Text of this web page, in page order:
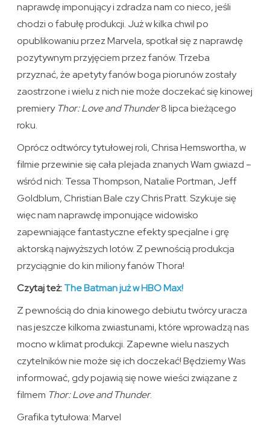
naprawdę imponujący i zdradza nam co nieco, jeśli
chodzi o fabułę produkcji. Już w kilka chwil po
opublikowaniu przez Marvela, spotkał się z naprawdę
pozytywnym przyjęciem przez fanów. Trzeba
przyznać, że apetyty fanów boga piorunów zostały
zaostrzone i wielu z nich nie może doczekać się kinowej
premiery Thor: Love and Thunder8 lipca bieżącego
roku.
Oprócz odtwórcy tytułowej roli, Chrisa Hemswortha, w
filmie przewinie się cała plejada znanych Wam gwiazd –
wśród nich: Tessa Thompson, Natalie Portman, Jeff
Goldblum, Christian Bale czy Chris Pratt. Szykuje się
więc nam naprawdę imponujące widowisko
zapewniające fantastyczne efekty specjalne i grę
aktorską najwyższych lotów. Z pewnością produkcja
przyciągnie do kin miliony fanów Thora!
Czytaj też:The Batman już w HBO Max!
Z pewnością do dnia kinowego debiutu twórcy uracza
nas jeszcze kilkoma zwiastunami, które wprowadzą nas
mocno w klimat produkcji. Zapewne wielu naszych
czytelników nie może się ich doczekać! Będziemy Was
informować, gdy pojawią się nowe wieści związane z
filmem Thor: Love and Thunder.
Grafika tytułowa: Marvel